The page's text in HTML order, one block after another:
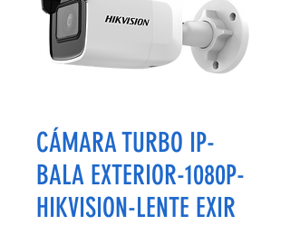
CÁMARA TURBO IP-
BALA EXTERIOR-1080P-
HIKVISION-LENTE EXIR